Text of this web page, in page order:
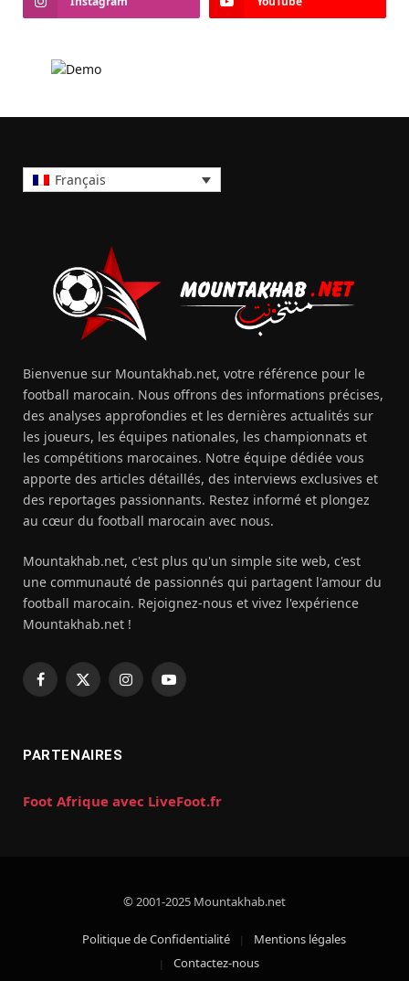
Français
Bienvenue sur Mountakhab.net, votre référence pour le
football marocain. Nous offrons des informations précises,
des analyses approfondies et les dernières actualités sur
les joueurs, les équipes nationales, les championnats et
les compétitions marocaines. Notre équipe dédiée vous
apporte des articles détaillés, des interviews exclusives et
des reportages passionnants. Restez informé et plongez
au cœur du football marocain avec nous.
Mountakhab.net, c'est plus qu'un simple site web, c'est
une communauté de passionnés qui partagent l'amour du
football marocain. Rejoignez-nous et vivez l'expérience
Mountakhab.net !
Facebook
X
InstagramYouTube
PARTENAIRES
Foot Afrique avec LiveFoot.fr
© 2001-2025 Mountakhab.net
Politique de Confidentialité
Mentions légales
Contactez-nous